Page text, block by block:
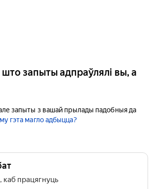
запыты адпраўлялі вы, а
запыты з вашай прылады падобныя да
гэта магло адбыцца?
каб працягнуць